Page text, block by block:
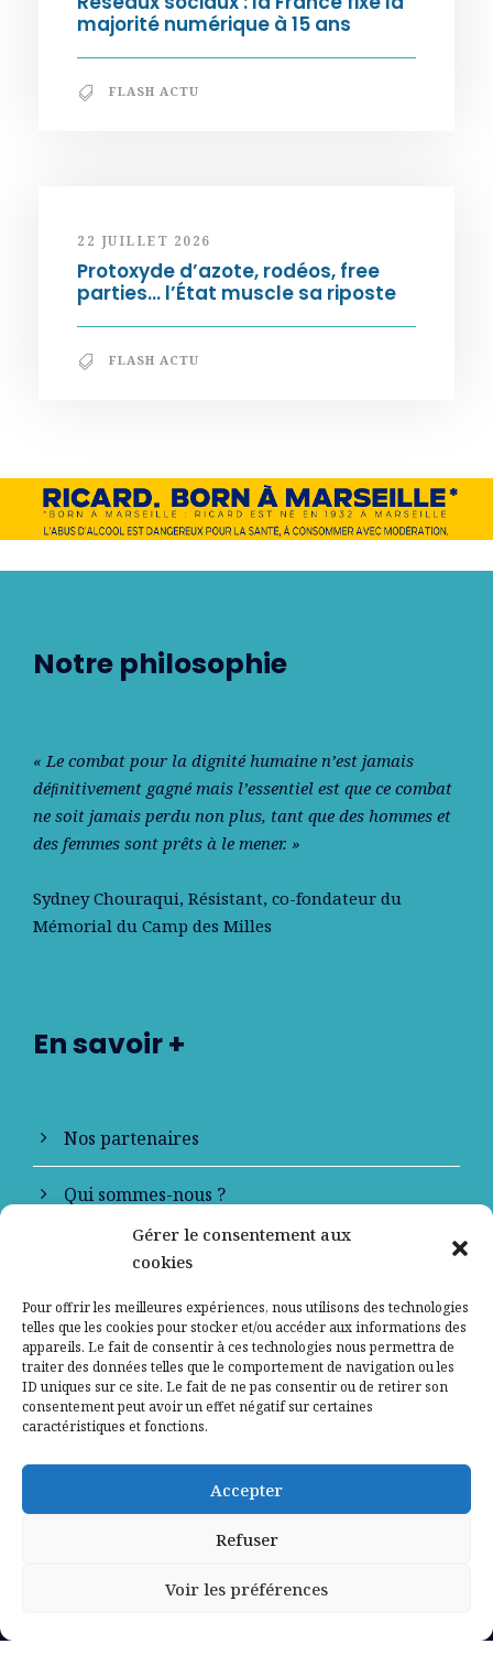
Gérer le consentement aux
cookies
Pour offrir les meilleures expériences, nous utilisons des technologies
telles que les cookies pour stocker et/ou accéder aux informations des
appareils. Le fait de consentir à ces technologies nous permettra de
traiter des données telles que le comportement de navigation ou les
ID uniques sur ce site. Le fait de ne pas consentir ou de retirer son
consentement peut avoir un effet négatif sur certaines
caractéristiques et fonctions.
Accepter
Refuser
Voir les préférences
majorité numérique à 15 ans
FLASH ACTU
22 JUILLET 2026
Protoxyde d’azote, rodéos, free
parties… l’État muscle sa riposte
FLASH ACTU
Notre philosophie
« Le combat pour la dignité humaine n’est jamais
déﬁnitivement gagné mais l’essentiel est que ce combat
ne soit jamais perdu non plus, tant que des hommes et
des femmes sont prêts à le mener. »
Sydney Chouraqui, Résistant, co-fondateur du
Mémorial du Camp des Milles
En savoir +
Nos partenaires
Qui sommes-nous ?
Contactez-nous
Mentions légales
Politique de confidentialité